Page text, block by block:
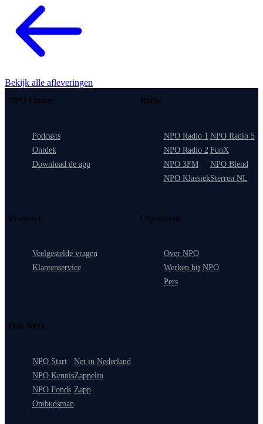
Bekijk alle afleveringen
NPO Luister
Podcasts
Ontdek
Download de app
Radio
NPO Radio 1
NPO Radio 2
NPO 3FM
NPO Klassiek
NPO Radio 5
FunX
NPO Blend
Sterren NL
Praktisch
Veelgestelde vragen
Klantenservice
Organisatie
Over NPO
Werken bij NPO
Pers
Ook NPO
NPO Start
NPO Kennis
NPO Fonds
Ombudsman
Net in Nederland
Zappelin
Zapp